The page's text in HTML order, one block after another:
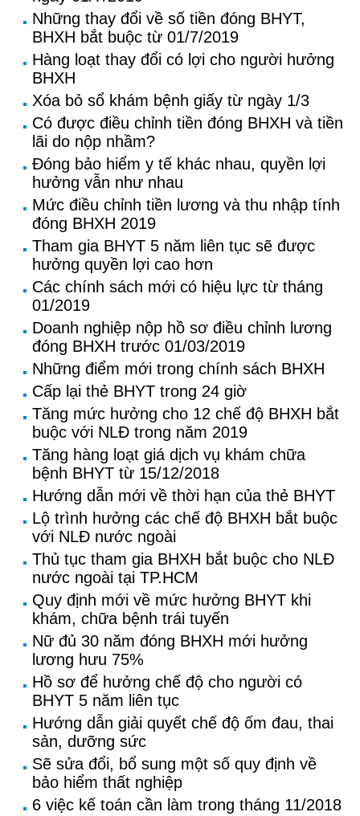
Những thay đổi về số tiền đóng BHYT,
BHXH bắt buộc từ 01/7/2019
Hàng loạt thay đổi có lợi cho người hưởng
BHXH
Xóa bỏ sổ khám bệnh giấy từ ngày 1/3
Có được điều chỉnh tiền đóng BHXH và tiền
lãi do nộp nhầm?
Đóng bảo hiểm y tế khác nhau, quyền lợi
hưởng vẫn như nhau
Mức điều chỉnh tiền lương và thu nhập tính
đóng BHXH 2019
Tham gia BHYT 5 năm liên tục sẽ được
hưởng quyền lợi cao hơn
Các chính sách mới có hiệu lực từ tháng
01/2019
Doanh nghiệp nộp hồ sơ điều chỉnh lương
đóng BHXH trước 01/03/2019
Những điểm mới trong chính sách BHXH
Cấp lại thẻ BHYT trong 24 giờ
Tăng mức hưởng cho 12 chế độ BHXH bắt
buộc với NLĐ trong năm 2019
Tăng hàng loạt giá dịch vụ khám chữa
bệnh BHYT từ 15/12/2018
Hướng dẫn mới về thời hạn của thẻ BHYT
Lộ trình hưởng các chế độ BHXH bắt buộc
với NLĐ nước ngoài
Thủ tục tham gia BHXH bắt buộc cho NLĐ
nước ngoài tại TP.HCM
Quy định mới về mức hưởng BHYT khi
khám, chữa bệnh trái tuyến
Nữ đủ 30 năm đóng BHXH mới hưởng
lương hưu 75%
Hồ sơ để hưởng chế độ cho người có
BHYT 5 năm liên tục
Hướng dẫn giải quyết chế độ ốm đau, thai
sản, dưỡng sức
Sẽ sửa đổi, bổ sung một số quy định về
bảo hiểm thất nghiệp
6 việc kế toán cần làm trong tháng 11/2018